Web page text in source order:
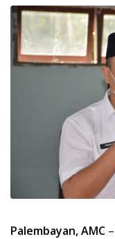
Palembayan, AMC